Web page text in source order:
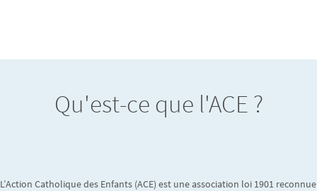
Qu'est-ce que l'ACE ?
L’Action Catholique des Enfants (ACE) est une association loi 1901 reconnue